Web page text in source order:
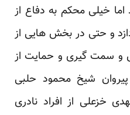
اما خیلی محکم به دفاع از
و حتی در بخش هایی از
و سمت گیری و حمایت از
شیخ محمود حلبی
خزعلی از افراد نادری